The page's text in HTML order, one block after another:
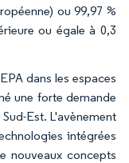
ou 99,97 %
ou égale à 0,3
dans les espaces
une forte demande
Est. L'avènement
intégrées
nouveaux concepts